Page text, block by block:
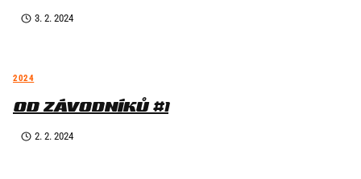
3. 2. 2024
2024
OD ZÁVODNÍKŮ #1
2. 2. 2024